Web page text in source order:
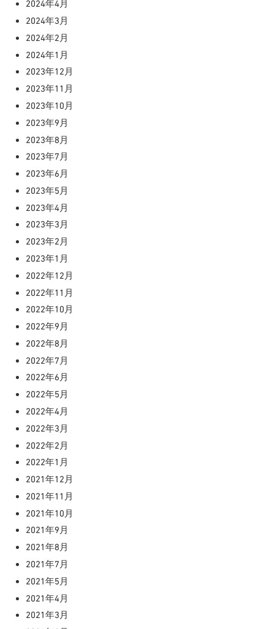
2024年4月
2024年3月
2024年2月
2024年1月
2023年12月
2023年11月
2023年10月
2023年9月
2023年8月
2023年7月
2023年6月
2023年5月
2023年4月
2023年3月
2023年2月
2023年1月
2022年12月
2022年11月
2022年10月
2022年9月
2022年8月
2022年7月
2022年6月
2022年5月
2022年4月
2022年3月
2022年2月
2022年1月
2021年12月
2021年11月
2021年10月
2021年9月
2021年8月
2021年7月
2021年5月
2021年4月
2021年3月